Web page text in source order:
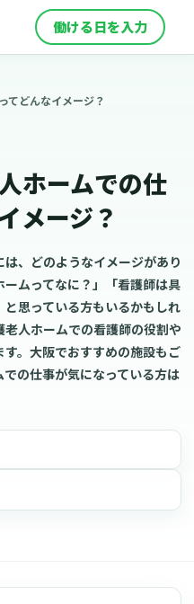
働ける日を入力
てどんなイメージ？
ホームでの仕
メージ？
、どのようなイメージがあり
ムってなに？」「看護師は具
思っている方もいるかもしれ
人ホームでの看護師の役割や
。大阪でおすすめの施設もご
の仕事が気になっている方は